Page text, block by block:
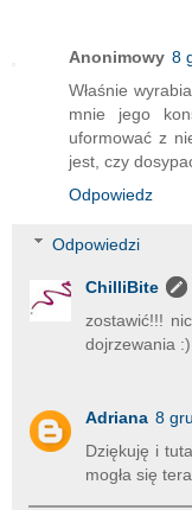
Anonimowy 8
Właśnie
mnie jego
uformować z
jest, czy
Odpowiedz
Odpowiedzi
ChilliBite
zostawić!!!
dojrzewania :)
Adriana 8
Dziękuję i
mogła się